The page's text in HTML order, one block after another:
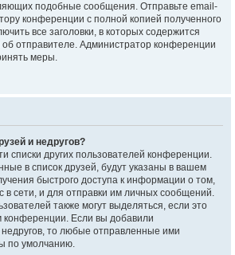
подобные сообщения. Отправьте email-
конференции с полной копией полученного
все заголовки, в которых содержится
отправителе. Администратор конференции
меры.
и недругов?
списки других пользователей конференции.
в список друзей, будут указаны в вашем
быстрого доступа к информации о том,
в сети, и для отправки им личных сообщений.
также могут выделяться, если это
конференции. Если вы добавили
недругов, то любые отправленные ими
по умолчанию.